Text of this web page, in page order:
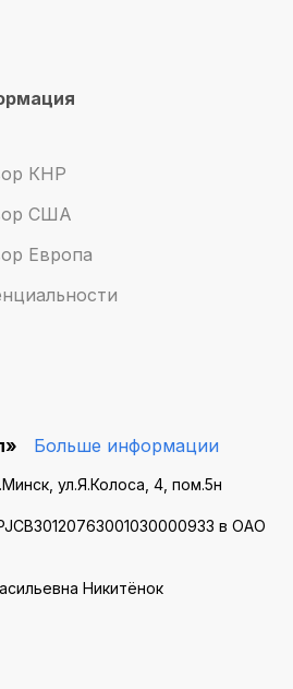
КНР
США
Европа
Больше информации
ул.Я.Колоса, 4, пом.5н
в ОАО
Никитёнок